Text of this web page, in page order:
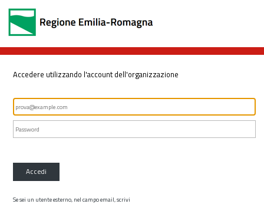
Accedere utilizzando l'account dell'organizzazione
Accedi
Se sei un utente esterno, nel campo email, scrivi